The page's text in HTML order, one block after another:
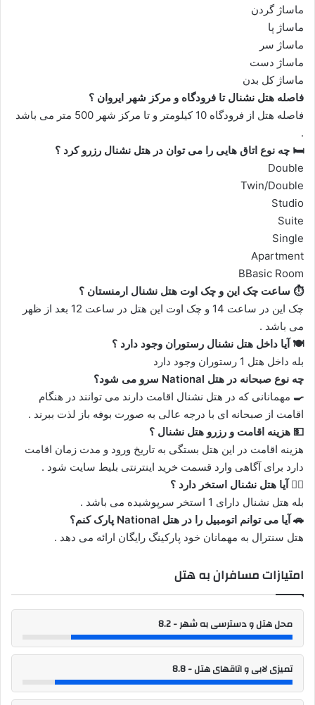
ماساژ گردن
ماساژ پا
ماساژ سر
ماساژ دست
ماساژ کل بدن
فاصله هتل نشنال تا فرودگاه و مرکز شهر ایروان ؟
فاصله هتل از فرودگاه 10 کیلومتر و تا مرکز شهر 500 متر می باشد
.
🛏️ چه نوع اتاق هایی را می توان در هتل نشنال رزرو کرد ؟
Double
Twin/Double
Studio
Suite
Single
Apartment
BBasic Room
⏱️ ساعت چک این و چک اوت هتل نشنال ارمنستان ؟
چک این در ساعت 14 و چک اوت این هتل در ساعت 12 بعد از ظهر
می باشد .
🍽️ آیا داخل هتل نشنال رستوران وجود دارد ؟
بله داخل هتل 1 رستوران وجود دارد
چه نوع صبحانه در هتل National
سرو می شود؟
🍳 مهمانانی که در هتل نشنال اقامت دارند می توانند در هنگام
اقامت از صبحانه ای با درجه عالی به صورت بوفه باز لذت ببرند .
💵 هزینه اقامت و رزرو هتل نشنال ؟
هزینه اقامت در این هتل بستگی به تاریخ ورود و مدت زمان اقامت
دارد برای آگاهی وارد قسمت خرید اینترنتی بلیط سایت شود .
🏊‍♂️ آیا هتل نشنال استخر دارد ؟
بله هتل نشنال دارای 1 استخر سرپوشیده می باشد .
🚗 آیا می توانم اتومبیل را در هتل National پارک کنم؟
هتل سنترال به مهمانان خود پارکینگ رایگان ارائه می دهد .
امتیازات مسافران به هتل
محل هتل و دسترسی به شهر - 8.2
تمیزی لابی و اتاقهای هتل - 8.8